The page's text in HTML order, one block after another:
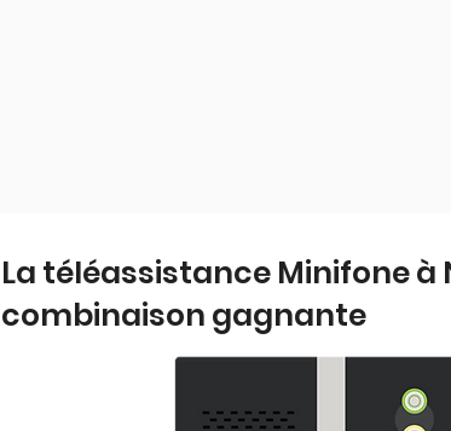
La téléassistance Minifone à
combinaison gagnante